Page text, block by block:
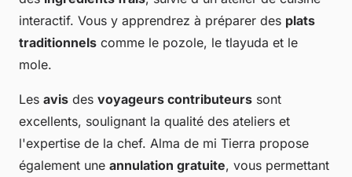
interactif. Vous y apprendrez à préparer des plats
traditionnels comme le pozole, le tlayuda et le
mole.
Les avis des voyageurs contributeurs sont
excellents, soulignant la qualité des ateliers et
l'expertise de la chef. Alma de mi Tierra propose
également une annulation gratuite, vous permettant